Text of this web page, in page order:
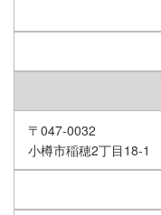
〒047-0032
小樽市稲穂2丁目18-1